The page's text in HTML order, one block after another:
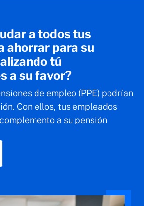
a todos tus
ahorrar para su
tú
a su favor?
de empleo (PPE) podrían
Con ellos, tus empleados
a su pensión